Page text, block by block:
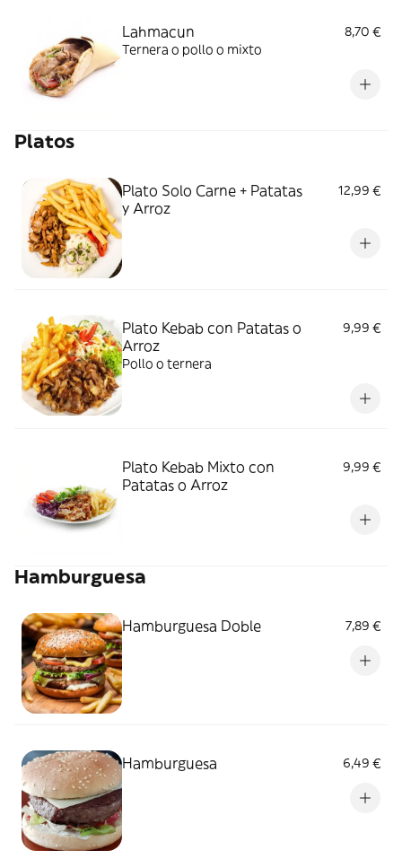
Lahmacun
8,70 €
Ternera o pollo o mixto
Platos
Plato Solo Carne + Patatas
y Arroz
12,99 €
Plato Kebab con Patatas o
Arroz
9,99 €
Pollo o ternera
Plato Kebab Mixto con
Patatas o Arroz
9,99 €
Hamburguesa
Hamburguesa Doble 7,89 €
Hamburguesa 6,49 €